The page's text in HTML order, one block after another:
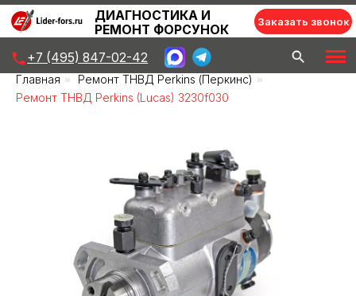
Заказать звонок
ДИАГНОСТИКА И
РЕМОНТ ФОРСУНОК
Главная » Ремонт ТНВД Perkins (Перкинс) »
Ремонт ТНВД Perkins (Lucas) 3230f030